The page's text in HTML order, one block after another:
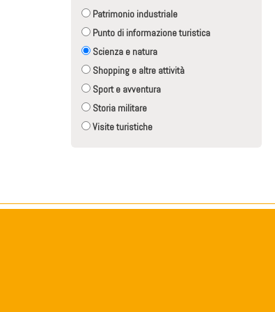
Patrimonio industriale
Punto di informazione turistica
Scienza e natura
Shopping e altre attività
Sport e avventura
Storia militare
Visite turistiche